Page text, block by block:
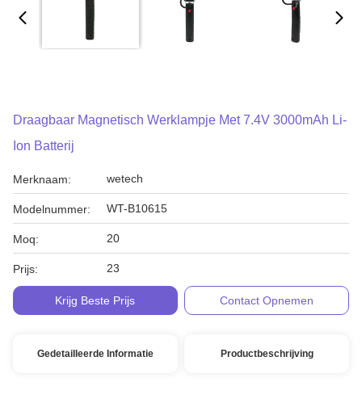
Draagbaar Magnetisch Werklampje Met 7.4V 3000mAh Li-
Ion Batterij
Merknaam: wetech
Modelnummer: WT-B10615
Moq: 20
Prijs: 23
Krijg Beste Prijs Contact Opnemen
Gedetailleerde Informatie Productbeschrijving